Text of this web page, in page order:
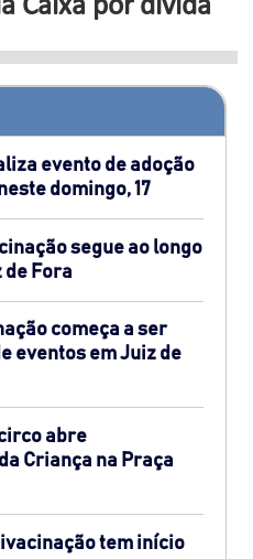
Caixa por dívida
evento de adoção
domingo, 17
segue ao longo
de Fora
começa a ser
eventos em Juiz de
abre
Criança na Praça
tem início